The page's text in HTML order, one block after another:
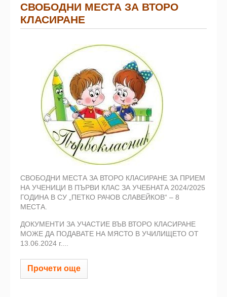
СВОБОДНИ МЕСТА ЗА ВТОРО
КЛАСИРАНЕ
СВОБОДНИ МЕСТА ЗА ВТОРО КЛАСИРАНЕ ЗА ПРИЕМ
НА УЧЕНИЦИ В ПЪРВИ КЛАС ЗА УЧЕБНАТА 2024/2025
ГОДИНА В СУ „ПЕТКО РАЧОВ СЛАВЕЙКОВ“ – 8
МЕСТА.
ДОКУМЕНТИ ЗА УЧАСТИЕ ВЪВ ВТОРО КЛАСИРАНЕ
МОЖЕ ДА ПОДАВАТЕ НА МЯСТО В УЧИЛИЩЕТО ОТ
13.06.2024 г....
Прочети още